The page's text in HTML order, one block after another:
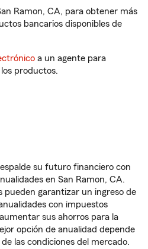
Ramon, CA, para obtener más
bancarios disponibles de
a un agente para
productos.
su futuro financiero con
en San Ramon, CA.
pueden garantizar un ingreso de
con impuestos
sus ahorros para la
opción de anualidad depende
las condiciones del mercado.